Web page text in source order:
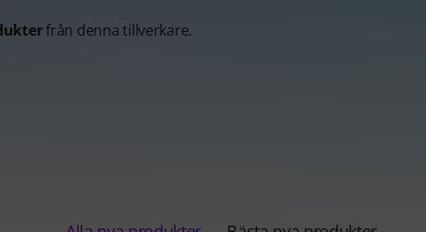
från denna tillverkare.